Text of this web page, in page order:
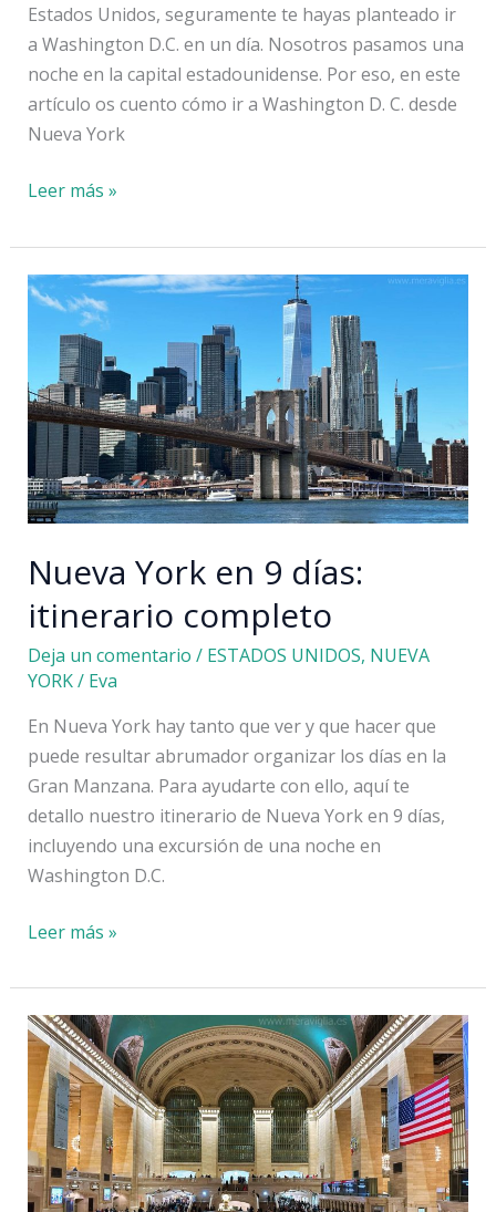
Estados Unidos, seguramente te hayas planteado ir
a Washington D.C. en un día. Nosotros pasamos una
noche en la capital estadounidense. Por eso, en este
artículo os cuento cómo ir a Washington D. C. desde
Nueva York
Washington
un
día
Cómo
desde
Nueva
York
por
libre
Leer más »
Nueva York en 9 días:
itinerario completo
Deja un comentario / ESTADOS UNIDOS, NUEVA
YORK/ Eva
En Nueva York hay tanto que ver y que hacer que
puede resultar abrumador organizar los días en la
Gran Manzana. Para ayudarte con ello, aquí te
detallo nuestro itinerario de Nueva York en 9 días,
incluyendo una excursión de una noche en
Washington D.C.
Nueva
en
9
días:
itinerario
completo
Leer más »